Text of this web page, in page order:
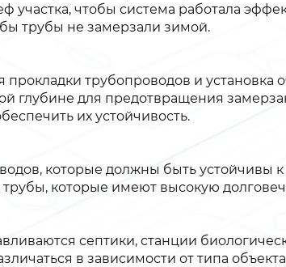
участка, чтобы система работала
трубы не замерзали зимой.
трубопроводов и
глубине для предотвращения
их устойчивость.
которые должны быть
трубы, которые имеют высокую
септики, станции
в зависимости от типа